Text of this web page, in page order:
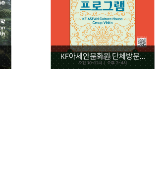
KF아세안문화원 단체방문 프로그램